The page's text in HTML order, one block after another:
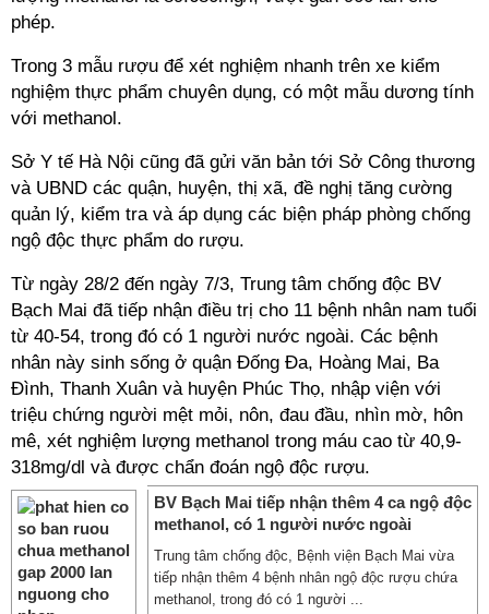
phép.
Trong 3 mẫu rượu để xét nghiệm nhanh trên xe kiểm
nghiệm thực phẩm chuyên dụng, có một mẫu dương tính
với methanol.
Sở Y tế Hà Nội cũng đã gửi văn bản tới Sở Công thương
và UBND các quận, huyện, thị xã, đề nghị tăng cường
quản lý, kiểm tra và áp dụng các biện pháp phòng chống
ngộ độc thực phẩm do rượu.
Từ ngày 28/2 đến ngày 7/3, Trung tâm chống độc BV
Bạch Mai đã tiếp nhận điều trị cho 11 bệnh nhân nam tuổi
từ 40-54, trong đó có 1 người nước ngoài. Các bệnh
nhân này sinh sống ở quận Đống Đa, Hoàng Mai, Ba
Đình, Thanh Xuân và huyện Phúc Thọ, nhập viện với
triệu chứng người mệt mỏi, nôn, đau đầu, nhìn mờ, hôn
mê, xét nghiệm lượng methanol trong máu cao từ 40,9-
318mg/dl và được chẩn đoán ngộ độc rượu.
BV Bạch Mai tiếp nhận thêm 4 ca ngộ độc
methanol, có 1 người nước ngoài
Trung tâm chống độc, Bệnh viện Bạch Mai vừa
tiếp nhận thêm 4 bệnh nhân ngộ độc rượu chứa
methanol, trong đó có 1 người ...